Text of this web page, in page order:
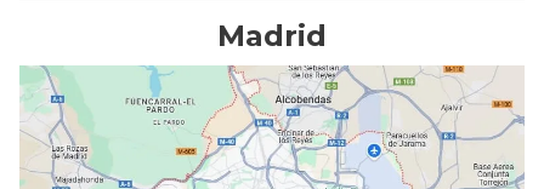
Madrid